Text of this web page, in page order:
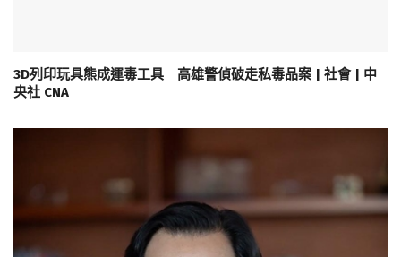
3D列印玩具熊成運毒工具 高雄警偵破走私毒品案 | 社會 | 中
央社 CNA